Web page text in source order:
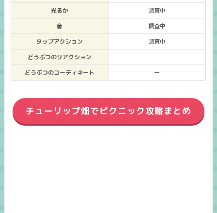
光るか
調査中
音
調査中
タップアクション
調査中
どうぶつのリアクション
どうぶつのコーディネート
ー
チューリップ畑でピクニック攻略まとめ